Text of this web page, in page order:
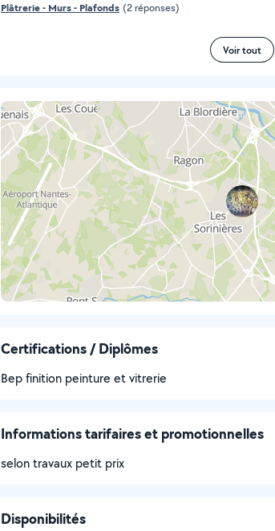
Plâtrerie - Murs - Plafonds (2 réponses)
Voir tout
Certifications / Diplômes
Bep finition peinture et vitrerie
Informations tarifaires et promotionnelles
selon travaux petit prix
Disponibilités